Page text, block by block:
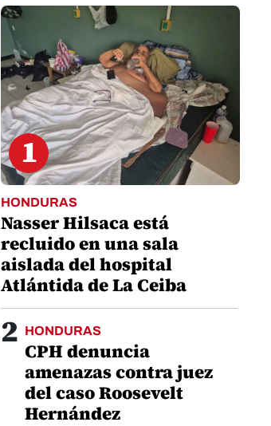
1
HONDURAS
Nasser Hilsaca está
recluido en una sala
aislada del hospital
Atlántida de La Ceiba
2 HONDURAS
CPH denuncia
amenazas contra juez
del caso Roosevelt
Hernández